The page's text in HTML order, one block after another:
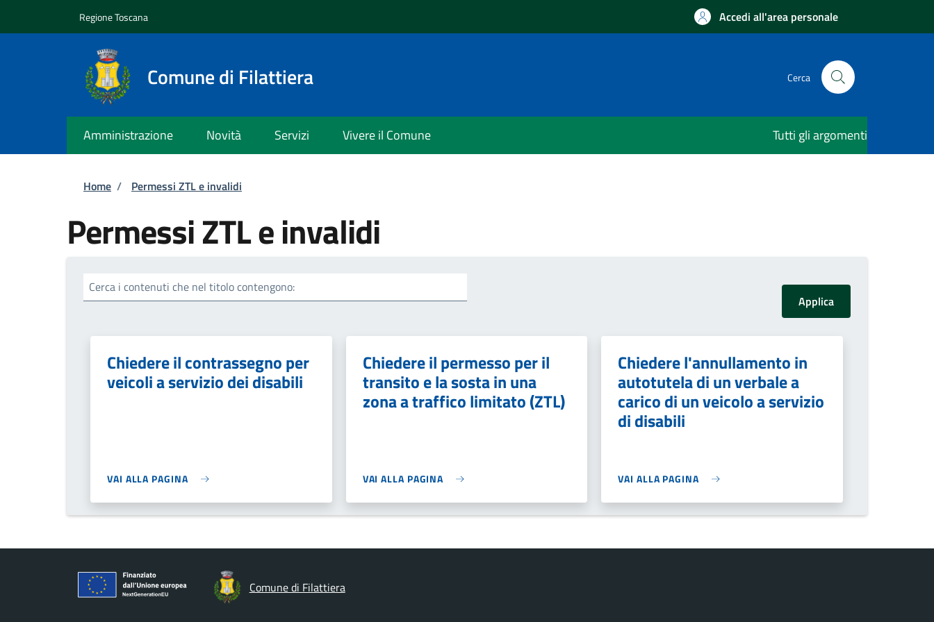
Regione Toscana Accedi all'area personale
Comune di Filattiera Cerca
Amministrazione Novità Servizi Vivere il Comune Tutti gli argomenti
Briciole di pane
Home / Permessi ZTL e invalidi
Permessi ZTL e invalidi
Cerca i contenuti che nel titolo contengono:
Chiedere il contrassegno per
veicoli a servizio dei disabili
VAI ALLA PAGINA
Chiedere il permesso per il
transito e la sosta in una
zona a traffico limitato (ZTL)
VAI ALLA PAGINA
Chiedere l'annullamento in
autotutela di un verbale a
carico di un veicolo a servizio
di disabili
VAI ALLA PAGINA
Comune di Filattiera